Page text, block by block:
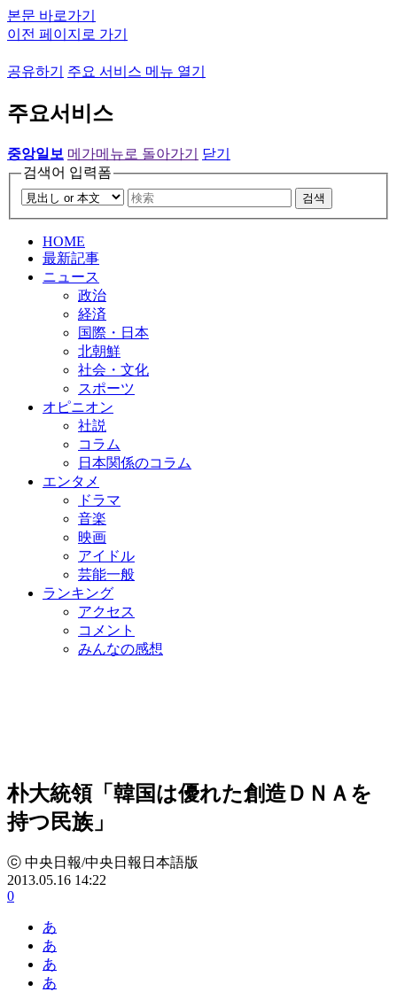
본문 바로가기
이전 페이지로 가기
공유하기 주요 서비스 메뉴 열기
주요서비스
중앙일보 메가메뉴로 돌아가기
닫기
검색어 입력폼
검색
HOME
最新記事
ニュース
政治
経済
国際・日本
北朝鮮
社会・文化
スポーツ
オピニオン
社説
コラム
日本関係のコラム
エンタメ
ドラマ
音楽
映画
アイドル
芸能一般
ランキング
アクセス
コメント
みんなの感想
朴大統領「韓国は優れた創造ＤＮＡを
持つ民族」
ⓒ 中央日報/中央日報日本語版
2013.05.16 14:22
0
あ
あ
あ
あ